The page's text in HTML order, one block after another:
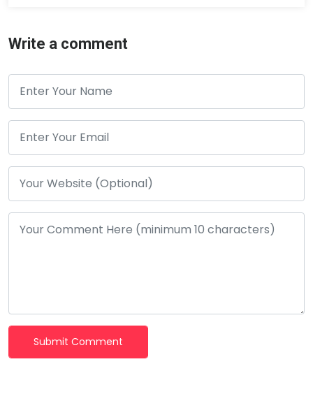
Write a comment
Submit Comment